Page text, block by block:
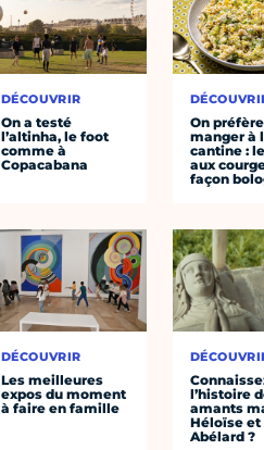
DÉCOUVRIR
On a testé
l’altinha, le foot
comme à
Copacabana
DÉCOUVRIR
Les meilleures
expos du moment
à faire en famille
On préfère
manger à
cantine :
aux
façon
l’histoire
amants
Héloïse et
Abélard ?